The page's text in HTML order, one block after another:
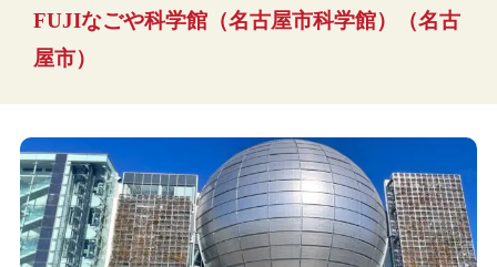
FUJIなごや科学館（名古屋市科学館）（名古
屋市）